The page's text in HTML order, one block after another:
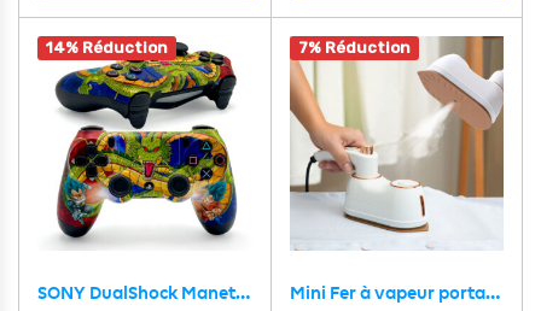
14% Réduction
SONY DualShock Manette PS4 Sans Fil, Batterie Rechargeable (High Copy) – Edition Dragon Ball Z
7% Réduction
Mini Fer à vapeur portatif pour vêtements MY-018 – مكواة بخار محمولة